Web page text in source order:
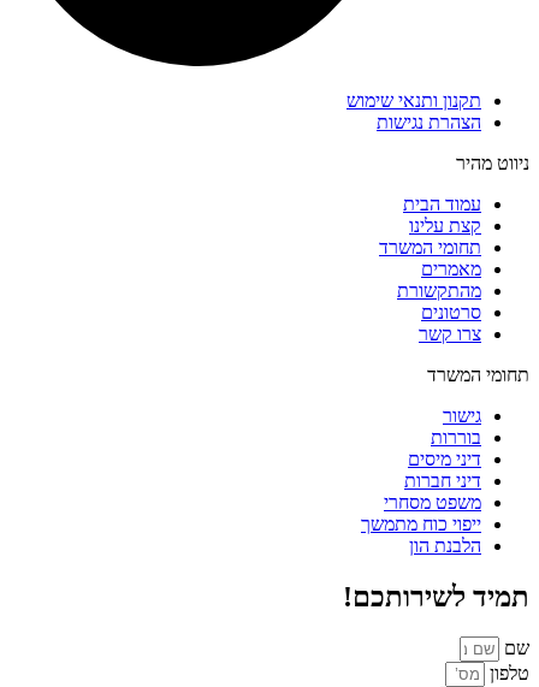
תקנון ותנאי שימוש
הצהרת נגישות
ניווט מהיר
עמוד הבית
קצת עלינו
תחומי המשרד
מאמרים
מהתקשורת
סרטונים
צרו קשר
תחומי המשרד
גישור
בוררות
דיני מיסים
דיני חברות
משפט מסחרי
ייפוי כוח מתמשך
הלבנת הון
תמיד לשירותכם!
שם
טלפון